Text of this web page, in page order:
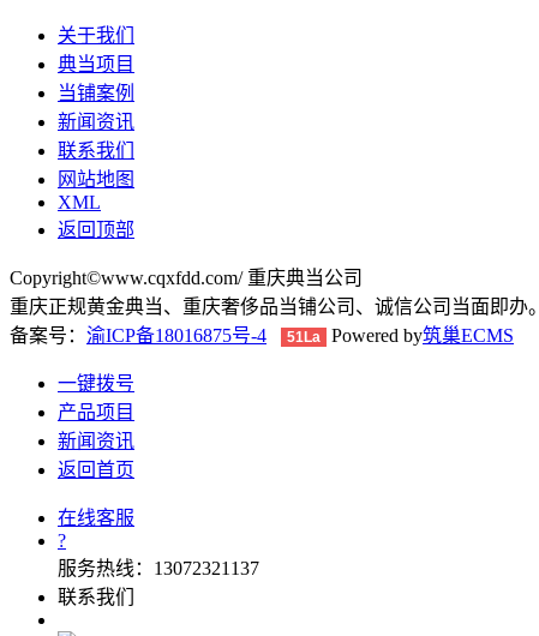
关于我们
典当项目
当铺案例
新闻资讯
联系我们
网站地图
XML
返回顶部
Copyright©www.cqxfdd.com/ 重庆典当公司
重庆正规黄金典当、重庆奢侈品当铺公司、诚信公司当面即办。
备案号： 渝ICP备18016875号-4 51La Powered by筑巢ECMS
一键拨号
产品项目
新闻资讯
返回首页
在线客服
?
服务热线：13072321137
联系我们